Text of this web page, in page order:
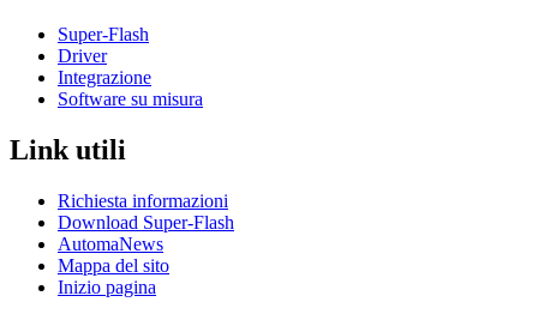
Super-Flash
Driver
Integrazione
Software su misura
Link utili
Richiesta informazioni
Download Super-Flash
AutomaNews
Mappa del sito
Inizio pagina